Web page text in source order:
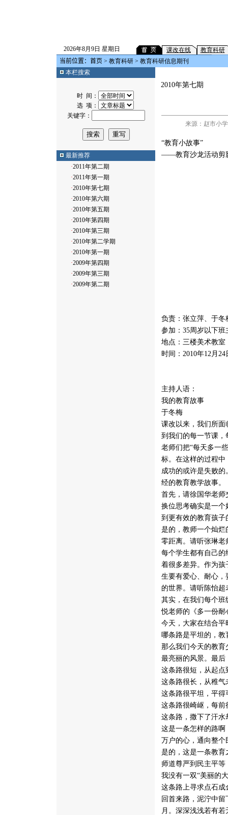
2026年8月9日 星期日 课改在线
教育科研
当前位置： 首页 > 教育科研 > 教育科研信息期刊
本栏搜索
时 间：
选 项：
关键字：
最新推荐
·2011年第二期
·2011年第一期
·2010年第七期
·2010年第六期
·2010年第五期
·2010年第四期
·2010年第三期
·2010年第二学期
·2010年第一期
·2009年第四期
·2009年第三期
·2009年第二期
2010年第七期
来源：赵市小
“教育小故事”
——教育沙龙活动剪
负责：张立萍、于冬
参加：35周岁以下班
地点：三楼美术教室
时间：2010年12月24
主持人语：
我的教育故事
于冬梅
课改以来，我们所
到我们的每一节课，
老师们把“每天多一
标。在这样的过程
成功的或许是失败
经的教育教学故事。
首先，请徐国华老
换位思考确实是一
到更有效的教育孩
是的，教师一个灿
零距离。请听张琳
每个学生都有自己
着很多差异。作为
生要有爱心、耐心
的世界。请听陈怡
其实，在我们每个
悦老师的《多一份
今天，大家在结合
哪条路是平坦的，
那么我们今天的教
最亮丽的风景。最
这条路很短，从起
这条路很长，从稚
这条路很平坦，平
这条路很崎岖，每
这条路，撒下了汗
这是一条怎样的路
万户的心，通向整个
是的，这是一条教
师道尊严到民主平
我没有一双“美丽的
这条路上寻求点石
回首来路，泥泞中
月。深深浅浅若有